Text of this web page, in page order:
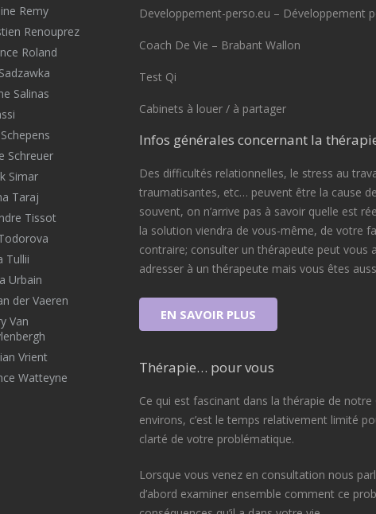
Remy
Renouprez
Roland
Salinas
Schreuer
Simar
Taraj
Tissot
Tullii
Urbain
der Vaeren
Van
Vrient
Watteyne
Developpement-perso.eu – Développement
Coach De Vie – Brabant Wallon
Test Qi
Cabinets à louer / à partager
Infos générales concernant la
Des difficultés relationnelles, le stress au
traumatisantes, etc… peuvent être la cause
souvent, on n’arrive pas à savoir quelle est
la solution viendra de vous-même, de votre
contraire; consulter un thérapeute peut vous
adresser à un thérapeute mais vous êtes
EN SAVOIR PLUS
Thérapie… pour vous
Ce qui est fascinant dans la thérapie de
environs, c’est le temps relativement limité
clarté de votre problématique.
Lorsque vous venez en consultation nous
d’abord examiner ensemble comment ce